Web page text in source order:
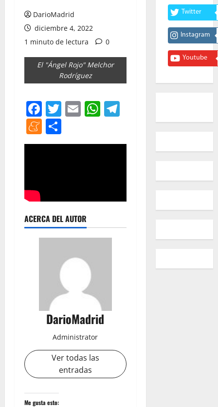
DarioMadrid
diciembre 4, 2022
1 minuto de lectura
0
El "Ángel Rojo" Melchor
Rodríguez
Facebook
Twitter
EmailWhatsApp
Meneame
ACERCA DEL AUTOR
DarioMadrid
Administrator
Ver todas las
entradas
Me gusta esto:
Twitter
Instagram
Youtube